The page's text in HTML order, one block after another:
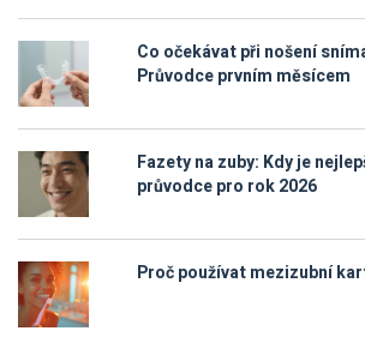
Co očekávat při nošení
Průvodce prvním měsícem
Fazety na zuby: Kdy je
průvodce pro rok 2026
Proč používat mezizubní